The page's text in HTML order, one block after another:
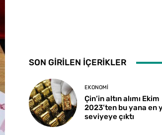
SON GİRİLEN İÇERİKLER
EKONOMI
Çin’in altın alımı Ekim
2023’ten bu yana en
seviyeye çıktı